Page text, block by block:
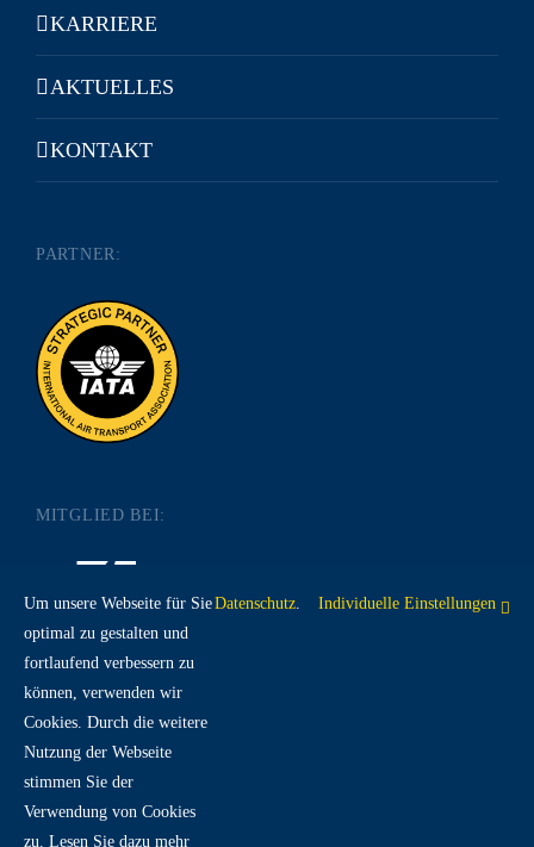
KARRIERE
AKTUELLES
KONTAKT
PARTNER:
MITGLIED BEI:
RECHTLICHES:
IMPRESSUM
Um unsere Webseite für Sie
optimal zu gestalten und
fortlaufend verbessern zu
können, verwenden wir
Cookies. Durch die weitere
Nutzung der Webseite
stimmen Sie der
Verwendung von Cookies
zu. Lesen Sie dazu mehr
Datenschutz Individuelle Einstellungen